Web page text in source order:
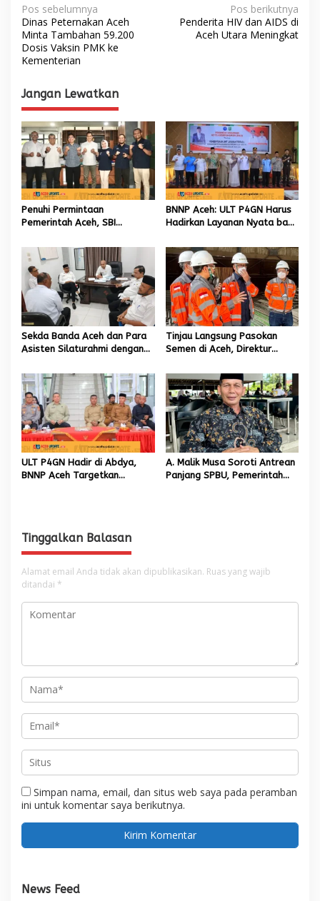
N
a
v
g
a
s
i
p
o
s
Pos sebelumnya
Dinas Peternakan Aceh
Minta Tambahan 59.200
Dosis Vaksin PMK ke
Kementerian
Pos berikutnya
Penderita HIV dan AIDS di
Aceh Utara Meningkat
Jangan Lewatkan
Penuhi Permintaan
Pemerintah Aceh, SBI
Kebutuhan Semen di Aceh
BNNP Aceh: ULT P4GN Harus
Hadirkan Layanan Nyata bagi
Sekda Banda Aceh dan Para
Asisten Silaturahmi dengan
Banda Aceh
Tinjau Langsung Pasokan
Semen di Aceh, Direktur
Berjalan Normal
ULT P4GN Hadir di Abdya,
BNNP Aceh Targetkan
A. Malik Musa Soroti Antrean
Panjang SPBU, Pemerintah
Tinggalkan Balasan
Alamat email Anda tidak akan dipublikasikan. Ruas yang wajib
ditandai *
Simpan nama, email, dan situs web saya pada peramban
ini untuk komentar saya berikutnya.
News Feed